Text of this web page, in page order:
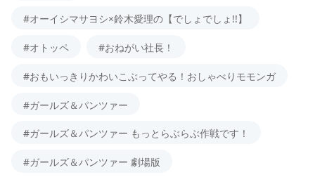
#オーイシマサヨシ×鈴木愛理の【でしょでしょ!!】
#オトッペ #おねがい社長！
#おもいっきりかわいこぶってやる！おしゃべりモモンガ
#ガールズ＆パンツァー
#ガールズ＆パンツァー もっとらぶらぶ作戦です！
#ガールズ＆パンツァー 劇場版